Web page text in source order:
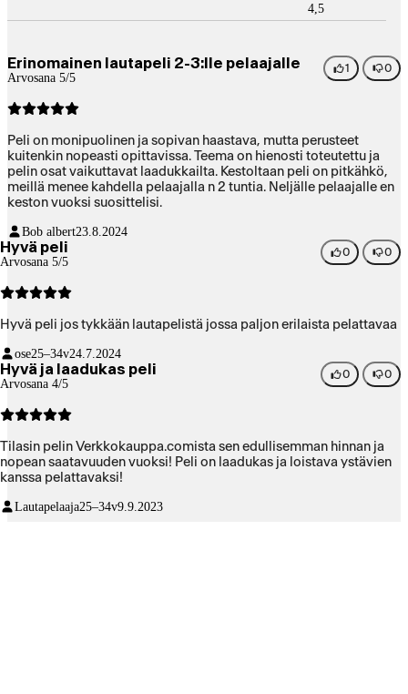
4,5
Erinomainen lautapeli 2-3:lle pelaajalle
Arvosana 5/5
1 0
Peli on monipuolinen ja sopivan haastava, mutta perusteet
kuitenkin nopeasti opittavissa. Teema on hienosti toteutettu ja
pelin osat vaikuttavat laadukkailta. Kestoltaan peli on pitkähkö,
meillä menee kahdella pelaajalla n 2 tuntia. Neljälle pelaajalle en
keston vuoksi suosittelisi.
Bob albert23.8.2024
Hyvä peli
Arvosana 5/5
0 0
Hyvä peli jos tykkään lautapelistä jossa paljon erilaista pelattavaa
ose25–34v24.7.2024
Hyvä ja laadukas peli
Arvosana 4/5
0 0
Tilasin pelin Verkkokauppa.comista sen edullisemman hinnan ja
nopean saatavuuden vuoksi! Peli on laadukas ja loistava ystävien
kanssa pelattavaksi!
Lautapelaaja25–34v9.9.2023